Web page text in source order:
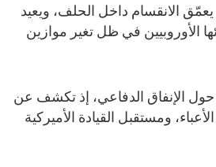
الانقسام داخل الحلف، ويعيد
الأوروبيين في ظل تغير موازين
الإنفاق الدفاعي، إذ تكشف عن
ومستقبل القيادة الأميركية